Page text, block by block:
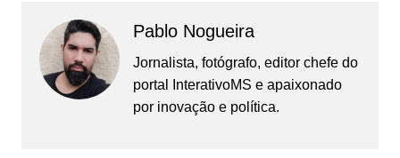
Pablo Nogueira
Jornalista, fotógrafo, editor chefe do
portal InterativoMS e apaixonado
por inovação e política.